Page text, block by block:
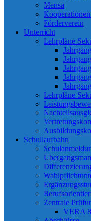
Mensa
Förderverein
Unterricht
Lehrpläne
Lehrpläne
Schullaufbahn
Zentrale
VERA 8